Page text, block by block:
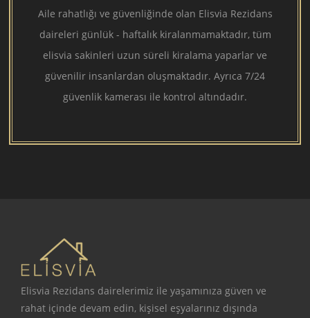
Aile rahatlığı ve güvenliğinde olan Elisvia Rezidans
daireleri günlük - haftalık kiralanmamaktadır, tüm
elisvia sakinleri uzun süreli kiralama yaparlar ve
güvenilir insanlardan oluşmaktadır. Ayrıca 7/24
güvenlik kamerası ile kontrol altındadır.
Elisvia Rezidans dairelerimiz ile yaşamınıza güven ve
rahat içinde devam edin, kişisel eşyalarınız dışında